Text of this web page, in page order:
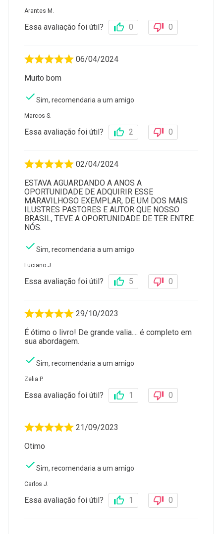
Arantes M.
Essa avaliação foi útil? 0 0
06/04/2024
Muito bom
Sim, recomendaria a um amigo
Marcos S.
Essa avaliação foi útil? 2 0
02/04/2024
ESTAVA AGUARDANDO A ANOS A
OPORTUNIDADE DE ADQUIRIR ESSE
MARAVILHOSO EXEMPLAR, DE UM DOS MAIS
ILUSTRES PASTORES E AUTOR QUE NOSSO
BRASIL, TEVE A OPORTUNIDADE DE TER ENTRE
NÓS.
Sim, recomendaria a um amigo
Luciano J.
Essa avaliação foi útil? 5 0
29/10/2023
É ótimo o livro! De grande valia.... é completo em
sua abordagem.
Sim, recomendaria a um amigo
Zelia P.
Essa avaliação foi útil? 1 0
21/09/2023
Otimo
Sim, recomendaria a um amigo
Carlos J.
Essa avaliação foi útil? 1 0